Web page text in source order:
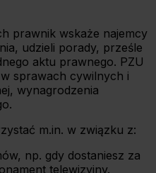
się w lewym dolnym
prawnik wskaże najemcy
udzieli porady, prześle
aktu prawnego. PZU
sprawach cywilnych i
wynagrodzenia
m.in. w związku z:
np. gdy dostaniesz za
telewizyjny.